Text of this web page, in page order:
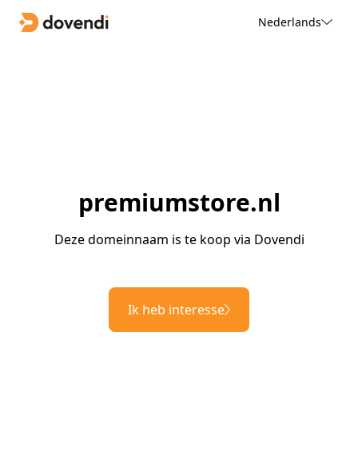
Nederlands
premiumstore.nl
Deze domeinnaam is te koop via Dovendi
Ik heb interesse